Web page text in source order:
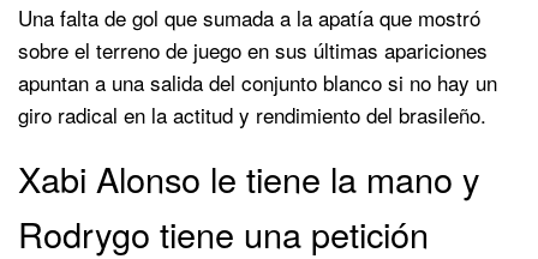
Una falta de gol que sumada a la apatía que mostró
sobre el terreno de juego en sus últimas apariciones
apuntan a una salida del conjunto blanco si no hay un
giro radical en la actitud y rendimiento del brasileño.
Xabi Alonso le tiene la mano y
Rodrygo tiene una petición